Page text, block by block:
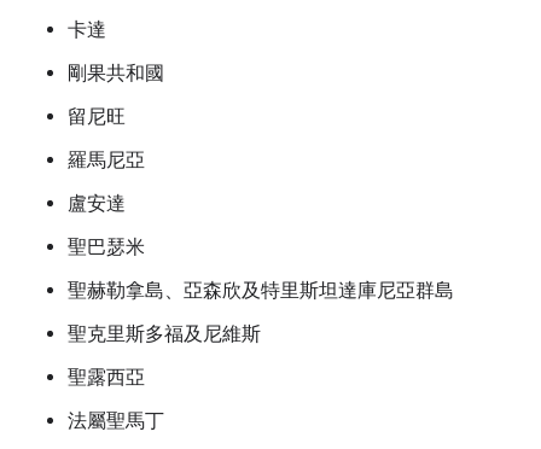
卡達
剛果共和國
留尼旺
羅馬尼亞
盧安達
聖巴瑟米
聖赫勒拿島、亞森欣及特里斯坦達庫尼亞群島
聖克里斯多福及尼維斯
聖露西亞
法屬聖馬丁